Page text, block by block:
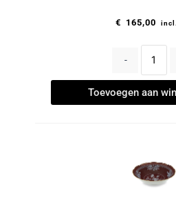
€ 165,00
-
Toevoegen aan